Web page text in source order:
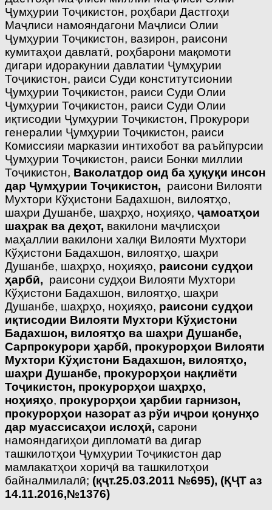
Ҷумҳурии Тоҷикистон, роҳбари Дастгоҳи
Маҷлиси намояндагони Маҷлиси Олии
Ҷумҳурии Тоҷикистон, вазирон, раисони
кумитаҳои давлатӣ, роҳбарони мақомоти
дигари идоракунии давлатии Ҷумҳурии
Тоҷикистон, раиси Суди конститутсионии
Ҷумҳурии Тоҷикистон, раиси Суди Олии
Ҷумҳурии Тоҷикистон, раиси Суди Олии
иқтисодии Ҷумҳурии Тоҷикистон, Прокурори
генералии Ҷумҳурии Тоҷикистон, раиси
Комиссияи марказии интихобот ва раъйпурсии
Ҷумҳурии Тоҷикистон, раиси Бонки миллии
Тоҷикистон, Ваколатдор оид ба ҳуқуқи инсон
дар Ҷумҳурии Тоҷикистон, раисони Вилояти
Мухтори Кўҳистони Бадахшон, вилоятҳо,
шаҳри Душанбе, шаҳрҳо, ноҳияҳо, ҷамоатҳои
шаҳрак ва деҳот, вакилони маҷлисҳои
маҳаллии вакилони халқи Вилояти Мухтори
Кўҳистони Бадахшон, вилоятҳо, шаҳри
Душанбе, шаҳрҳо, ноҳияҳо, раисони судҳои
ҳарбӣ, раисони судҳои Вилояти Мухтори
Кўҳистони Бадахшон, вилоятҳо, шаҳри
Душанбе, шаҳрҳо, ноҳияҳо, раисони судҳои
иқтисодии Вилояти Мухтори Кўҳистони
Бадахшон, вилоятҳо ва шаҳри Душанбе,
Сарпрокурори ҳарбӣ, прокурорҳои Вилояти
Мухтори Кўҳистони Бадахшон, вилоятҳо,
шаҳри Душанбе, прокурорҳои нақлиёти
Тоҷикистон, прокурорҳои шаҳрҳо,
ноҳияҳо, прокурорҳои ҳарбии гарнизон,
прокурорҳои назорат аз рўи иҷрои қонунҳо
дар муассисаҳои ислоҳӣ, сарони
намояндагиҳои дипломатӣ ва дигар
ташкилотҳои Ҷумҳурии Тоҷикистон дар
мамлакатҳои хориҷӣ ва ташкилотҳои
байналмилалӣ; (қҷт.25.03.2011 №695), (ҚҶТ аз
14.11.2016,№1376)